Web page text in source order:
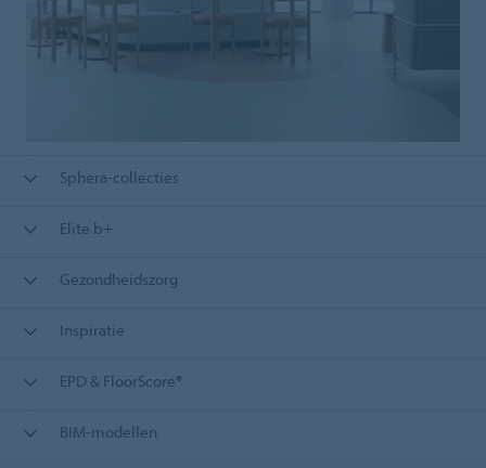
Sphera-collecties
Elite b+
Gezondheidszorg
Inspiratie
EPD & FloorScore®
BIM-modellen